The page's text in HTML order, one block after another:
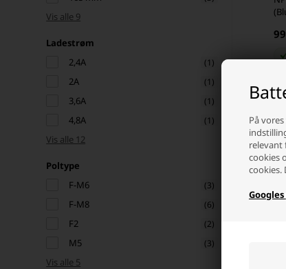
På
relevant
cookies
cookies.
Vis alle 9
Ladestrøm
2,4A
(1)
2A (1)
3,6A (1)
4,8A (1)
Vis alle 12
Poltype
F-M6
(3)
F-M8 (6)
F2 (2)
M5 (3)
Vis alle 5